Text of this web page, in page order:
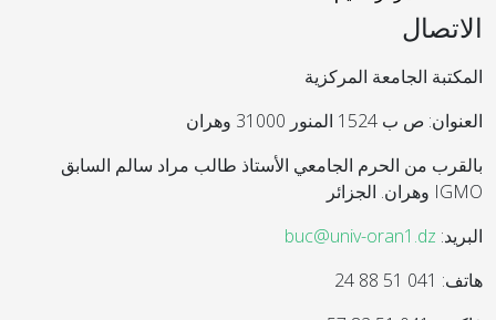
الاتصال
المكتبة الجامعة المركزية
العنوان: ص ب 1524 المنور 31000 وهران
بالقرب من الحرم الجامعي الأستاذ طالب مراد سالم السابق
IGMO وهران. الجزائر
البريد: buc@univ-oran1.dz
هاتف: 041 51 88 24